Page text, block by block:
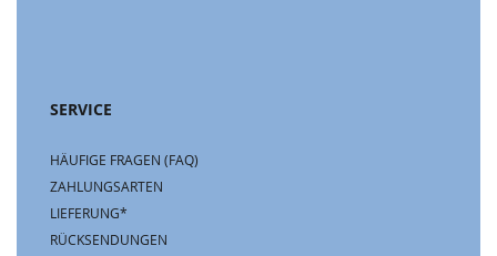
SERVICE
HÄUFIGE FRAGEN (FAQ)
ZAHLUNGSARTEN
LIEFERUNG*
RÜCKSENDUNGEN